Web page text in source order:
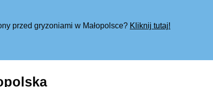
przed gryzoniami w Małopolsce? Kliknij tutaj!